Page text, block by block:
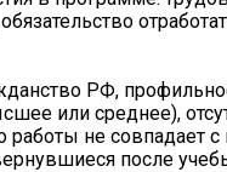
РФ,
или среднее),
работы не совпадает с
после